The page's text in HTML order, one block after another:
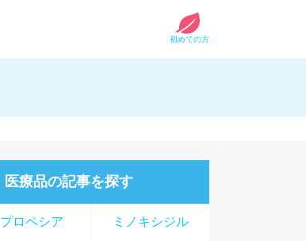
初めての方
医療品の記事を探す
プロペシア ミノキシジル